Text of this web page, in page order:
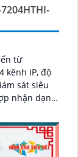
từ
kênh IP, độ
sát siêu